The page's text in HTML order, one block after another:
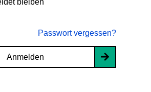
bleiben
Passwort vergessen?
Anmelden